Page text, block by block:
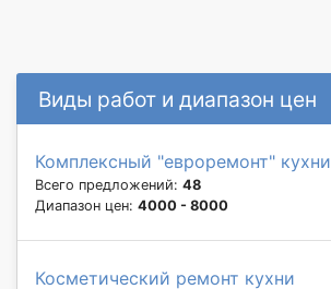
Виды работ и диапазон цен
Комплексный "евроремонт" кухни
Всего предложений: 48
Диапазон цен: 4000 - 8000
Косметический ремонт кухни